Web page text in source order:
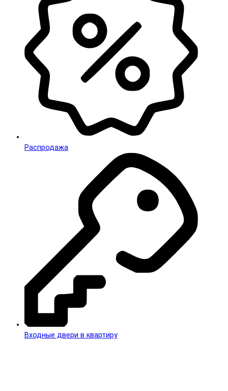
Распродажа
Входные двери в квартиру